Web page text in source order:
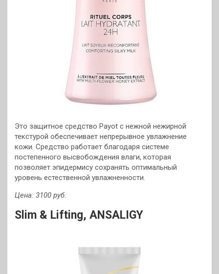
Это защитное средство Payot с нежной нежирной
текстурой обеспечивает непрерывное увлажнение
кожи. Средство работает благодаря системе
постепенного высвобождения влаги, которая
позволяет эпидермису сохранять оптимальный
уровень естественной увлажненности.
Цена: 3100 руб.
Slim & Lifting, ANSALIGY